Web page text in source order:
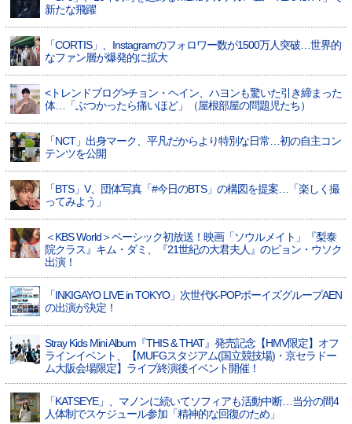
新たな飛躍
「CORTIS」、Instagramのフォロワー数が1500万人突破…世界的
なファン層が爆発的に拡大
<トレンドブログ>チョン・ヘイン、ハヨンも驚いた引き締まった
体…「ぶつかったら痛いほど」（屋根部屋の問題児たち）
「NCT」出身マーク、平凡だからより特別な日常…初の自主コン
テンツを公開
「BTS」V、団体写真「#今日のBTS」の構図を提案…「楽しく撮
ってみよう」
＜KBS World＞ベーシック初放送！映画「ソウルメイト」『梨泰
院クラス』キム・ダミ、『21世紀の大君夫人』のピョン・ウソク
出演！
「INKIGAYO LIVE in TOKYO」次世代K-POPボーイズグループAEN
の出演が決定！
Stray Kids Mini Album『THIS & THAT』発売記念【HMV限定】オフ
ラインイベント、【MUFGスタジアム(国立競技場)・京セラドー
ム大阪会場限定】ライブ終演後イベント開催！
「KATSEYE」、マノンに続いてソフィアも活動中断…当分の間4
人体制でスケジュール参加「精神的な回復のため」